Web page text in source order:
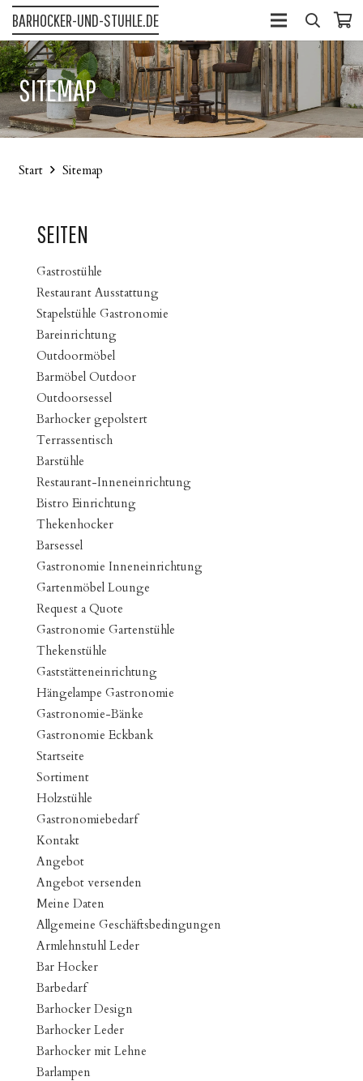
BARHOCKER-UND-STUHLE.DE
SITEMAP
Start Sitemap
SEITEN
Gastrostühle
Restaurant Ausstattung
Stapelstühle Gastronomie
Bareinrichtung
Outdoormöbel
Barmöbel Outdoor
Outdoorsessel
Barhocker gepolstert
Terrassentisch
Barstühle
Restaurant-Inneneinrichtung
Bistro Einrichtung
Thekenhocker
Barsessel
Gastronomie Inneneinrichtung
Gartenmöbel Lounge
Request a Quote
Gastronomie Gartenstühle
Thekenstühle
Gaststätteneinrichtung
Hängelampe Gastronomie
Gastronomie-Bänke
Gastronomie Eckbank
Startseite
Sortiment
Holzstühle
Gastronomiebedarf
Kontakt
Angebot
Angebot versenden
Meine Daten
Allgemeine Geschäftsbedingungen
Armlehnstuhl Leder
Bar Hocker
Barbedarf
Barhocker Design
Barhocker Leder
Barhocker mit Lehne
Barlampen